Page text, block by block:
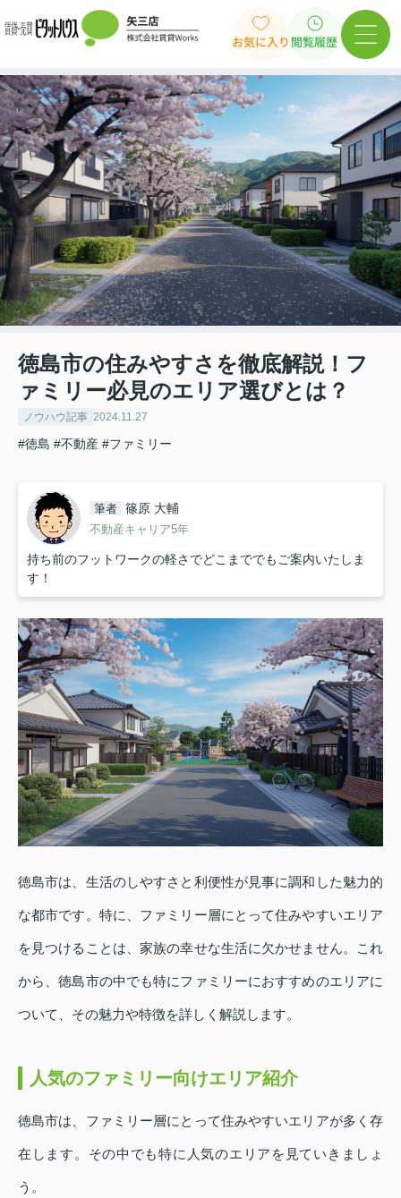
お気に入り 閲覧履歴
徳島市の住みやすさを徹底解説！フ
ァミリー必見のエリア選びとは？
ノウハウ記事 2024.11.27
#徳島 #不動産 #ファミリー
筆者 篠原 大輔
不動産キャリア5年
持ち前のフットワークの軽さでどこまででもご案内いたしま
す！
徳島市は、生活のしやすさと利便性が見事に調和した魅力的
な都市です。特に、ファミリー層にとって住みやすいエリア
を見つけることは、家族の幸せな生活に欠かせません。これ
から、徳島市の中でも特にファミリーにおすすめのエリアに
ついて、その魅力や特徴を詳しく解説します。
人気のファミリー向けエリア紹介
徳島市は、ファミリー層にとって住みやすいエリアが多く存
在します。その中でも特に人気のエリアを見ていきましょ
う。